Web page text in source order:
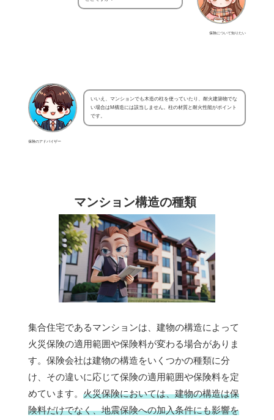
保険について知りたい
保険のアドバイザー
いいえ、マンションでも木造の柱を使っていたり、耐火建築物でな
い場合はM構造には該当しません。柱の材質と耐火性能がポイント
です。
マンション構造の種類
集合住宅であるマンションは、建物の構造によって
火災保険の適用範囲や保険料が変わる場合がありま
す。保険会社は建物の構造をいくつかの種類に分
け、その違いに応じて保険の適用範囲や保険料を定
めています。 火災保険においては、建物の構造は保
険料だけでなく、地震保険への加入条件にも影響を